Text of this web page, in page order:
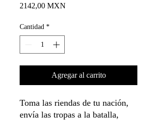
2142,00 MXN
Cantidad *
Agregar al carrito
Toma las riendas de tu nación,
envía las tropas a la batalla,